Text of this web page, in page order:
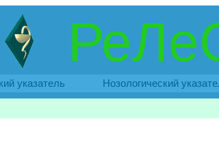
указатель Нозологический